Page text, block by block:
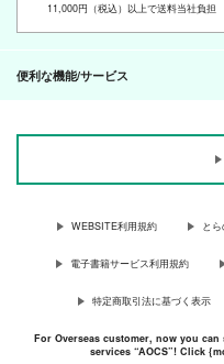
11,000円（税込）以上で送料当社負担
便利な機能/サービス
WEBSITE利用規約 と
電子書籍サービス利用規約
特定商取引法に基づく表示
For Overseas customer, now you
services “AOCS”! Click